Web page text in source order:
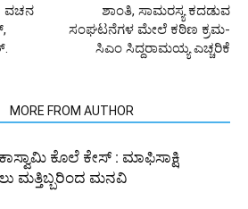
ವಚನ
ಶಾಂತಿ, ಸಾಮರಸ್ಯ ಕದಡುವ
ಸಂಘಟನೆಗಳ ಮೇಲೆ ಕಠಿಣ ಕ್ರಮ-
ಸಿಎಂ ಸಿದ್ದರಾಮಯ್ಯ ಎಚ್ಚರಿಕೆ
MORE FROM AUTHOR
ಕೊಲೆ ಕೇಸ್ : ಮಾಫಿಸಾಕ್ಷಿ
ಮತ್ತಿಬ್ಬರಿಂದ ಮನವಿ